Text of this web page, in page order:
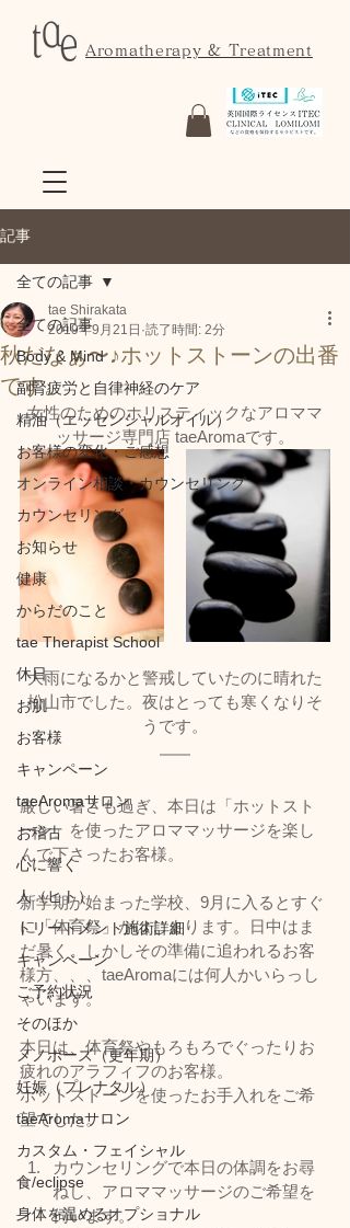
Aromatherapy & Treatment
記事
全ての記事
Body & Mind
副腎疲労と自律神経のケア
精油（エッセンシャルオイル）
お客様の変化・ご感想
オンライン相談・カウンセリング
カウンセリング
お知らせ
健康
からだのこと
tae Therapist School
休日
お肌
お客様
キャンペーン
taeAromaサロン
お稽古
心に響く
人（ヒト）
トリートメント施術詳細
キャンペーン
ご予約状況
そのほか
メノポーズ（更年期）
妊娠（プレナタル）
taeAromaサロン
カスタム・フェイシャル
食/eclipse
身体を温めるオプショナル
全ての記事
秋だなぁ〜♪ホットストーンの出番
です。
tae Shirakata
2019年9月21日 読了時間: 2分
女性のためのホリスティックなアロママ
ッサージ専門店 taeAromaです。
大雨になるかと警戒していたのに晴れた
松山市でした。夜はとっても寒くなりそ
うです。
厳しい暑さも過ぎ、本日は「ホットスト
ーン」を使ったアロママッサージを楽し
んで下さったお客様。
新学期が始まった学校、9月に入るとすぐ
に「体育祭」がはじまります。日中はま
だ暑く、しかしその準備に追われるお客
様方、、、taeAromaには何人かいらっし
ゃいます。
本日は、体育祭やもろもろでぐったりお
疲れのアラフィフのお客様。
ホットストーンを使ったお手入れをご希
望でした。
カウンセリングで本日の体調をお尋
ねし、アロママッサージのご希望を
伺います。